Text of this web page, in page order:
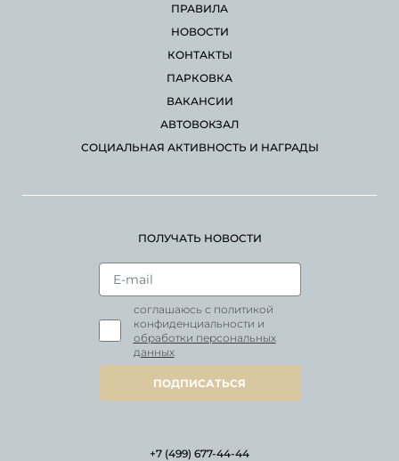
ПРАВИЛА
НОВОСТИ
КОНТАКТЫ
ПАРКОВКА
ВАКАНСИИ
АВТОВОКЗАЛ
СОЦИАЛЬНАЯ АКТИВНОСТЬ И НАГРАДЫ
ПОЛУЧАТЬ НОВОСТИ
соглашаюсь с политикой
конфиденциальности и
обработки персональных
данных
ПОДПИСАТЬСЯ
+7 (499) 677-44-44